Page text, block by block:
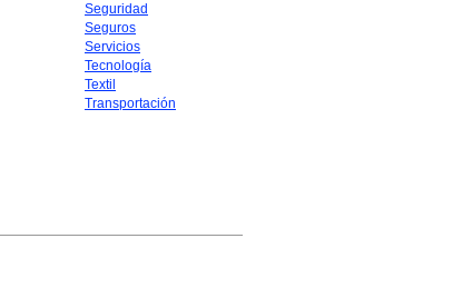
Seguridad
Seguros
Servicios
Tecnología
Textil
Transportación